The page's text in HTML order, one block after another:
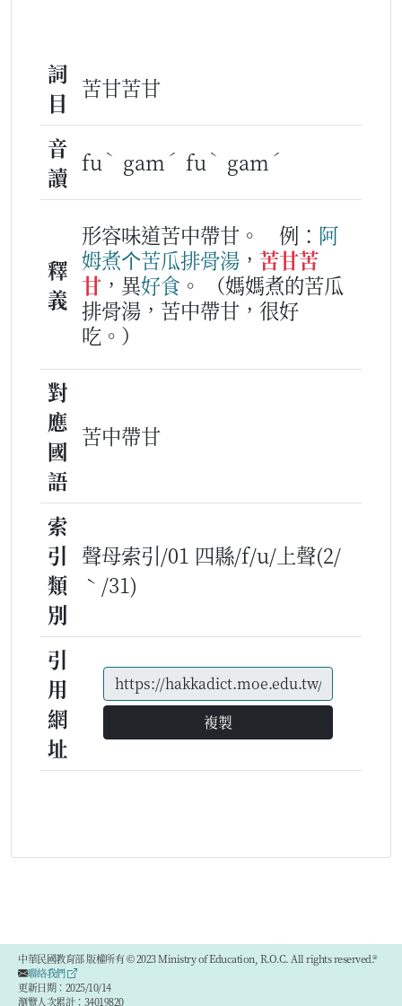
詞
目
苦甘苦甘
音
讀
fu ˋ gam ˊ fu ˋ gam ˊ
釋
義
形容味道苦中帶甘。 例： 阿
姆煮个苦瓜排骨湯 ， 苦甘苦
甘 ，異好食 。
（媽媽煮的苦瓜
排骨湯，苦中帶甘，很好
吃。）
對
應
國
語
苦中帶甘
索
引
類
別
聲母索引/01 四縣/f/u/上聲(2/
ˋ/31)
引
用
網
址
複製
中華民國教育部 版權所有 © 2023 Ministry of Education, R.O.C. All rights reserved.®
聯絡我們
更新日期：2025/10/14
瀏覽人次累計：34019820